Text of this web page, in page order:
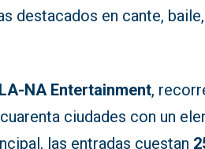
destacados en cante, baile,
NA Entertainment,
ciudades con un
las entradas cuestan